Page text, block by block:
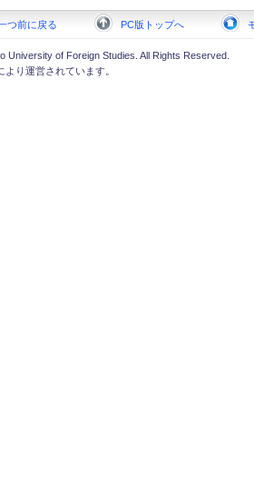
つ前に戻る PC版トップへ
University of Foreign Studies. All Rights Reserved.
り運営されています。